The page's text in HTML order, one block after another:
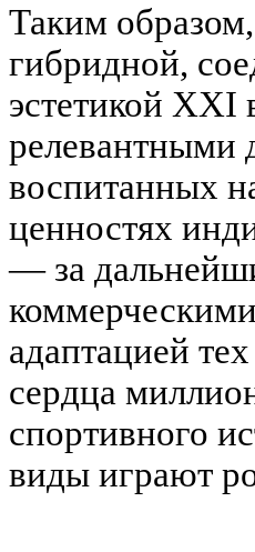
Таким
гибридной,
эстетикой XXI
релевантными
воспитанных
ценностях
— за
адаптацией
сердца
спортивного
виды играют